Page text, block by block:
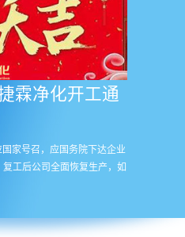
霖净化开工通
家号召，应国务院下达企业
工后公司全面恢复生产，如